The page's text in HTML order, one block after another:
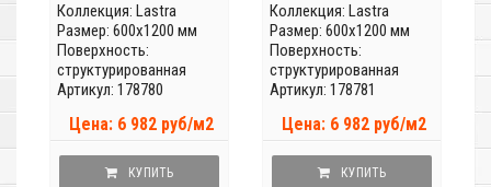
Коллекция: Lastra
Размер: 600x1200 мм
Поверхность:
структурированная
Артикул: 178780
Цена: 6 982 руб/м2
КУПИТЬ
Коллекция: Lastra
Размер: 600x1200 мм
Поверхность:
структурированная
Артикул: 178781
Цена: 6 982 руб/м2
КУПИТЬ